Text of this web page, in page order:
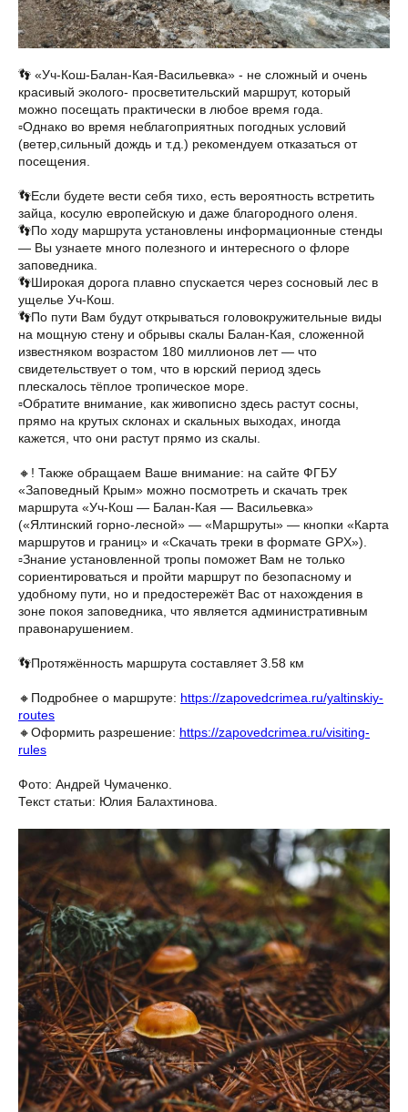
👣 «Уч-Кош-Балан-Кая-Васильевка» - не сложный и очень
красивый эколого- просветительский маршрут, который
можно посещать практически в любое время года.
▫️Однако во время неблагоприятных погодных условий
(ветер,сильный дождь и т.д.) рекомендуем отказаться от
посещения.
👣Если будете вести себя тихо, есть вероятность встретить
зайца, косулю европейскую и даже благородного оленя.
👣По ходу маршрута установлены информационные стенды
— Вы узнаете много полезного и интересного о флоре
заповедника.
👣Широкая дорога плавно спускается через сосновый лес в
ущелье Уч-Кош.
👣По пути Вам будут открываться головокружительные виды
на мощную стену и обрывы скалы Балан-Кая, сложенной
известняком возрастом 180 миллионов лет — что
свидетельствует о том, что в юрский период здесь
плескалось тёплое тропическое море.
▫️Обратите внимание, как живописно здесь растут сосны,
прямо на крутых склонах и скальных выходах, иногда
кажется, что они растут прямо из скалы.
🔸! Также обращаем Ваше внимание: на сайте ФГБУ
«Заповедный Крым» можно посмотреть и скачать трек
маршрута «Уч-Кош — Балан-Кая — Васильевка»
(«Ялтинский горно-лесной» — «Маршруты» — кнопки «Карта
маршрутов и границ» и «Скачать треки в формате GPX»).
▫️Знание установленной тропы поможет Вам не только
сориентироваться и пройти маршрут по безопасному и
удобному пути, но и предостережёт Вас от нахождения в
зоне покоя заповедника, что является административным
правонарушением.
👣Протяжённость маршрута составляет 3.58 км
🔸Подробнее о маршруте: https://zapovedcrimea.ru/yaltinskiy-
routes
🔸Оформить разрешение: https://zapovedcrimea.ru/visiting-
rules
Фото: Андрей Чумаченко.
Текст статьи: Юлия Балахтинова.